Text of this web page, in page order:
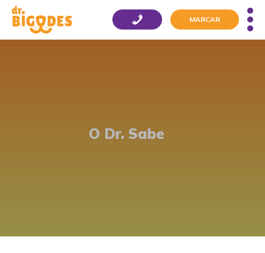
MARCAR
O Dr. Sabe